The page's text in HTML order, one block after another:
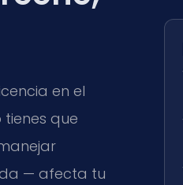
en el
tienes que
— afecta tu